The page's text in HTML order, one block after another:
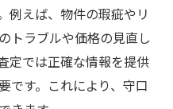
例えば、物件の瑕疵やリ
トラブルや価格の見直し
定では正確な情報を提供
です。これにより、守口